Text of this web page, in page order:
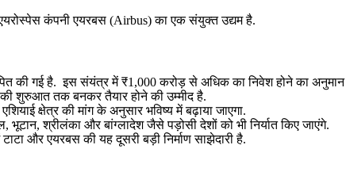
कंपनी एयरबस (Airbus) का एक संयुक्त उद्यम है.
की गई है. इस संयंत्र में ₹1,000 करोड़ से अधिक का निवेश होने का अनुमान
शुरुआत तक बनकर तैयार होने की उम्मीद है.
क्षेत्र की मांग के अनुसार भविष्य में बढ़ाया जाएगा.
श्रीलंका और बांग्लादेश जैसे पड़ोसी देशों को भी निर्यात किए जाएंगे.
और एयरबस की यह दूसरी बड़ी निर्माण साझेदारी है.